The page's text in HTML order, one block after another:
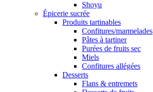
Shoyu
Épicerie sucrée
Produits tartinables
Confitures/marmelades
Pâtes à tartiner
Purées de fruits sec
Miels
Confitures allégées
Desserts
Flans & entremets